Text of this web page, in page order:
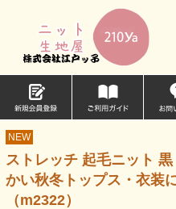
NEW
ストレッチ 起毛ニット
かい秋冬トップス・衣装
（m2322）